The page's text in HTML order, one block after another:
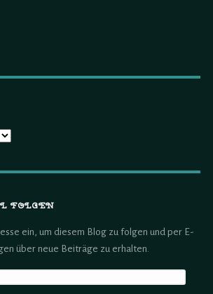
FOLGEN
ein, um diesem Blog zu folgen und per E-
über neue Beiträge zu erhalten.